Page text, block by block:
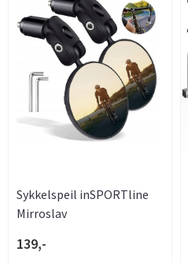
Sykkelspeil inSPORTline
Mirroslav
139,-